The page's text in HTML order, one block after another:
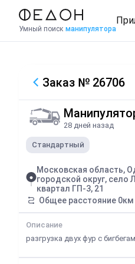
Умный поиск манипулятора
Заказ № 26706
28 дней назад
Стандартный
Московская область,
городской округ, село
квартал ГП-3, 21
Общее расстояние 0км
Описание
разгрузка двух фур с